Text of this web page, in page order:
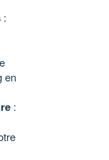
:
en
: